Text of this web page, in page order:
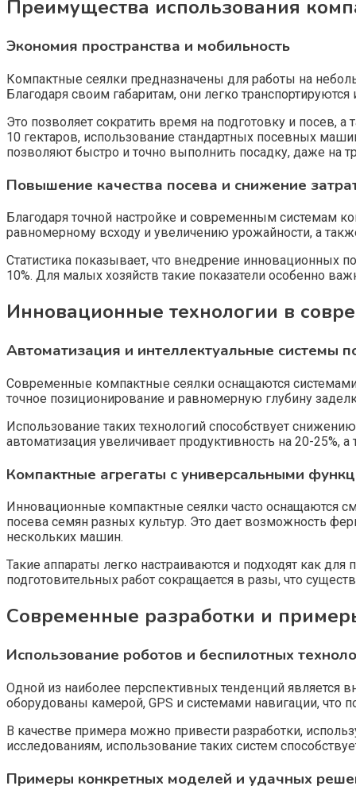
Преимущества использования
Экономия пространства и мобильность
Компактные сеялки предназначены для работы на
Благодаря своим габаритам, они легко
Это позволяет сократить время на подготовку и посев,
10 гектаров, использование стандартных посевных
позволяют быстро и точно выполнить посадку, даже на
Повышение качества посева и снижение
Благодаря точной настройке и современным системам
равномерному всходу и увеличению урожайности, а
Статистика показывает, что внедрение инновационных
10%. Для малых хозяйств такие показатели особенно
Инновационные технологии в
Автоматизация и интеллектуальные системы
Современные компактные сеялки оснащаются системами
точное позиционирование и равномерную глубину
Использование таких технологий способствует
автоматизация увеличивает продуктивность на 20-25%,
Компактные агрегаты с универсальными
Инновационные компактные сеялки часто оснащаются
посева семян разных культур. Это дает возможность
нескольких машин.
Такие аппараты легко настраиваются и подходят как
подготовительных работ сокращается в разы, что
Современные разработки и
Использование роботов и беспилотных
Одной из наиболее перспективных тенденций является
оборудованы камерой, GPS и системами навигации, что
В качестве примера можно привести разработки,
исследованиям, использование таких систем
Примеры конкретных моделей и удачных